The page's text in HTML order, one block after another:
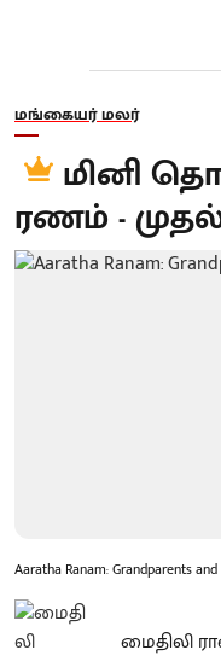
மங்கையர் மலர்
மினி
ரணம் -
Aaratha Ranam: Grandparents
மைதிலி